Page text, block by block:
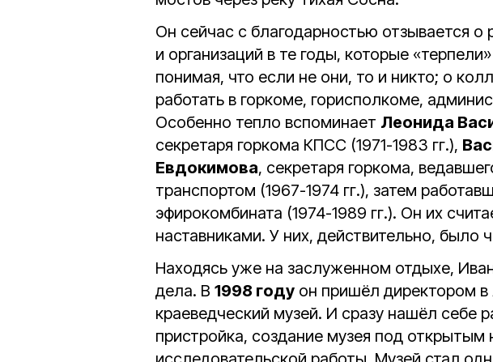
Он сейчас с благодарностью отзывается о
и организаций в те годы, которые
понимая, что если не они, то и никто; о
работать в горкоме, горисполкоме,
Особенно тепло вспоминает Леонида
секретаря горкома КПСС (1971-1983 гг.),
Евдокимова, секретаря горкома,
транспортом (1967-1974 гг.), затем
эфирокомбината (1974-1989 гг.). Он их
наставниками. У них, действительно, было
Находясь уже на заслуженном отдыхе,
дела. В 1998 году он пришёл директором в
краеведческий музей. И сразу нашёл себе
пристройка, создание музея под открытым